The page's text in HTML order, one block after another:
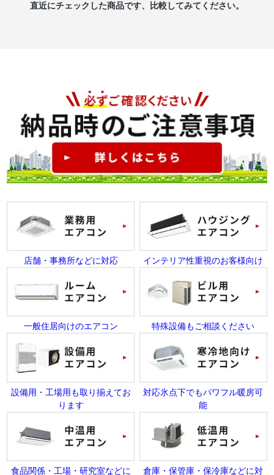
直近にチェックした商品です、比較してみてください。
店舗・事務所などに対応 インテリア性重視のお客様向け
一般住居向けのエアコン 特殊設備もご相談ください
設備用・工場用も取り揃えてお
ります
対応氷点下でもパワフル暖房可
能
食品関係・工場・研究室などに
倉庫・保管庫・保冷庫などに対